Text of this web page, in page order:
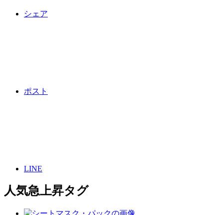
シェア
ポスト
LINE
人気急上昇タグ